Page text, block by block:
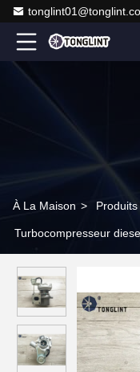
À La Maison > Produits
Turbocompresseur